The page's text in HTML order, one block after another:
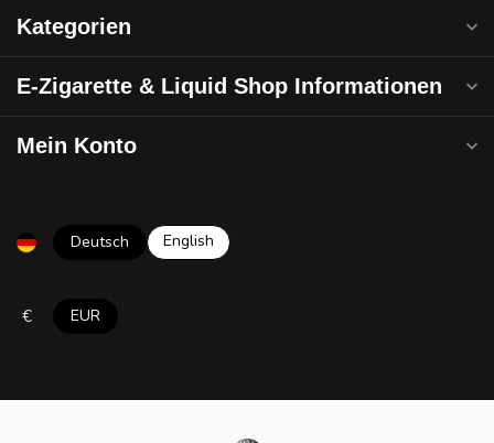
Kategorien
E-Zigarette & Liquid Shop Informationen
Mein Konto
Deutsch English
€ EUR